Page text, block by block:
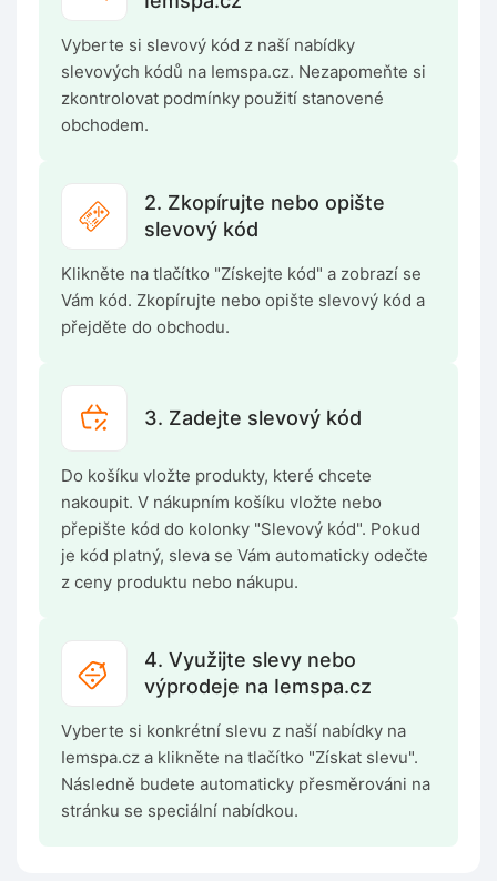
Vyberte si slevový kód z naší nabídky
slevových kódů na Iemspa.cz. Nezapomeňte si
zkontrolovat podmínky použití stanovené
obchodem.
2. Zkopírujte nebo opište
slevový kód
Klikněte na tlačítko "Získejte kód" a zobrazí se
Vám kód. Zkopírujte nebo opište slevový kód a
přejděte do obchodu.
3. Zadejte slevový kód
Do košíku vložte produkty, které chcete
nakoupit. V nákupním košíku vložte nebo
přepište kód do kolonky "Slevový kód". Pokud
je kód platný, sleva se Vám automaticky odečte
z ceny produktu nebo nákupu.
4. Využijte slevy nebo
výprodeje na Iemspa.cz
Vyberte si konkrétní slevu z naší nabídky na
Iemspa.cz a klikněte na tlačítko "Získat slevu".
Následně budete automaticky přesměrováni na
stránku se speciální nabídkou.